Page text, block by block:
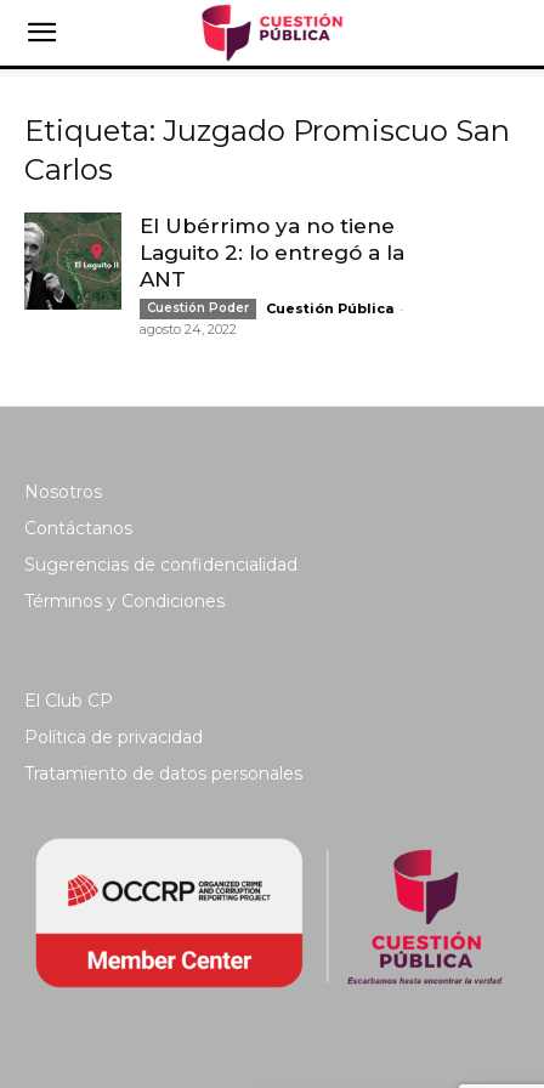
Etiqueta: Juzgado Promiscuo San
Carlos
El Ubérrimo ya no tiene
Laguito 2: lo entregó a la
ANT
Cuestión Poder Cuestión Pública -
agosto 24, 2022
Nosotros
Contáctanos
Sugerencias de confidencialidad
Términos y Condiciones
El Club CP
Política de privacidad
Tratamiento de datos personales